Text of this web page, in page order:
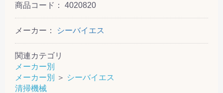
商品コード： 4020820
メーカー： シーバイエス
関連カテゴリ
メーカー別
メーカー別
＞ シーバイエス
清掃機械